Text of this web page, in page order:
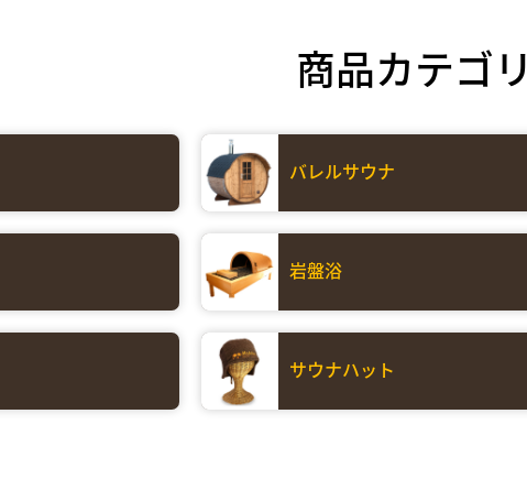
商品カテゴリ
バレルサウナ
岩盤浴
サウナハット